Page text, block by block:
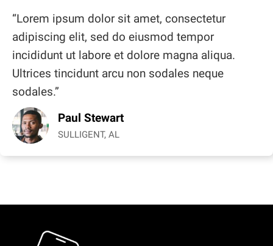
“Lorem ipsum dolor sit amet, consectetur
adipiscing elit, sed do eiusmod tempor
incididunt ut labore et dolore magna aliqua.
Ultrices tincidunt arcu non sodales neque
sodales.”
Paul Stewart
SULLIGENT, AL